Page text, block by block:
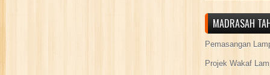
MADRASAH
Pemasangan
Projek Wakaf